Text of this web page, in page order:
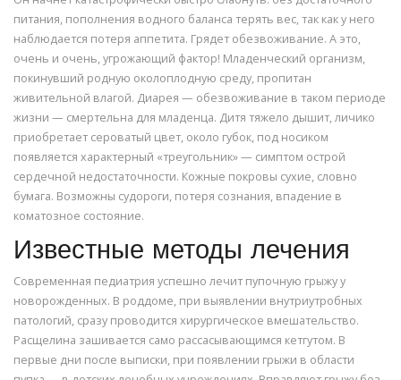
питания, пополнения водного баланса терять вес, так как у него
наблюдается потеря аппетита. Грядет обезвоживание. А это,
очень и очень, угрожающий фактор! Младенческий организм,
покинувший родную околоплодную среду, пропитан
живительной влагой. Диарея — обезвоживание в таком периоде
жизни — смертельна для младенца. Дитя тяжело дышит, личико
приобретает сероватый цвет, около губок, под носиком
появляется характерный «треугольник» — симптом острой
сердечной недостаточности. Кожные покровы сухие, словно
бумага. Возможны судороги, потеря сознания, впадение в
коматозное состояние.
Известные методы лечения
Современная педиатрия успешно лечит пупочную грыжу у
новорожденных. В роддоме, при выявлении внутриутробных
патологий, сразу проводится хирургическое вмешательство.
Расщелина зашивается само рассасывающимся кетгутом. В
первые дни после выписки, при появлении грыжи в области